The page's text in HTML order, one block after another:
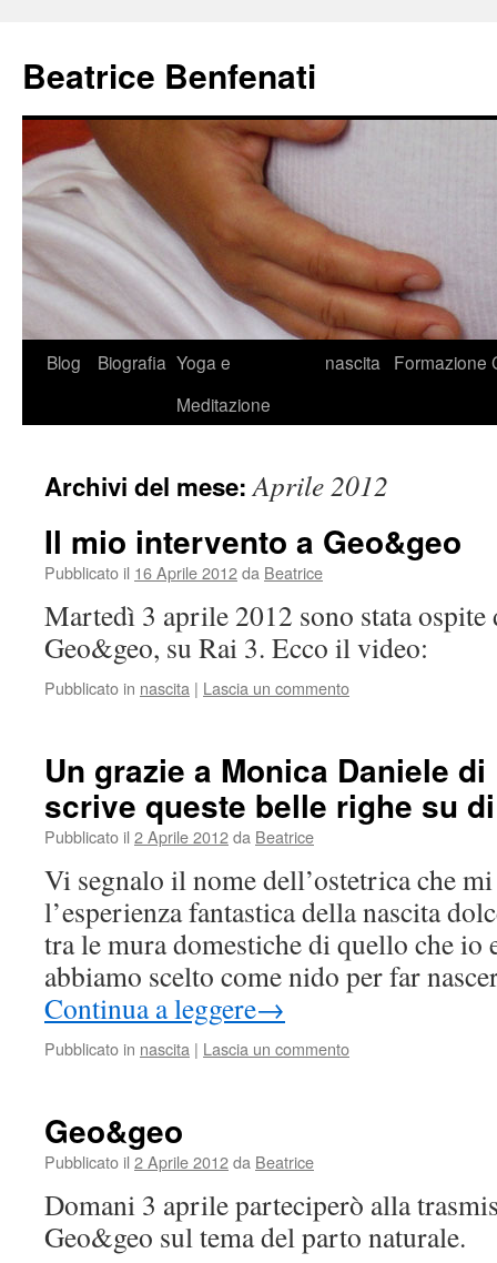
Beatrice Benfenati
VaiBlog Biografia Yoga e
Meditazione
nascita Formazione
Archivi del mese:Aprile 2012
Il mio intervento a Geo&geo
Pubblicato il 16 Aprile 2012da Beatrice
Martedì 3 aprile 2012 sono stata ospite
Geo&geo, su Rai 3. Ecco il video:
Pubblicato in nascita | Lascia un commento
Un grazie a Monica Daniele
scrive queste belle righe su
Pubblicato il 2 Aprile 2012da Beatrice
Vi segnalo il nome dell’ostetrica che
l’esperienza fantastica della nascita
tra le mura domestiche di quello che io
abbiamo scelto come nido per far
Continua a leggere→
Pubblicato in nascita | Lascia un commento
Geo&geo
Pubblicato il 2 Aprile 2012da Beatrice
Domani 3 aprile parteciperò alla
Geo&geo sul tema del parto naturale.